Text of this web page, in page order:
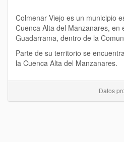
Colmenar Viejo es un municipio
Cuenca Alta del Manzanares, en
Guadarrama, dentro de la
Parte de su territorio se
la Cuenca Alta del Manzanares.
Datos